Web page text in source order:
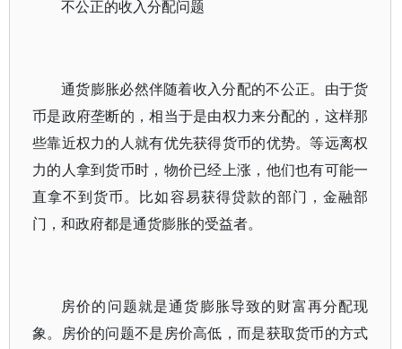
不公正的收入分配问题
通货膨胀必然伴随着收入分配的不公正。由于货
币是政府垄断的，相当于是由权力来分配的，这样那
些靠近权力的人就有优先获得货币的优势。等远离权
力的人拿到货币时，物价已经上涨，他们也有可能一
直拿不到货币。比如容易获得贷款的部门，金融部
门，和政府都是通货膨胀的受益者。
房价的问题就是通货膨胀导致的财富再分配现
象。房价的问题不是房价高低，而是获取货币的方式